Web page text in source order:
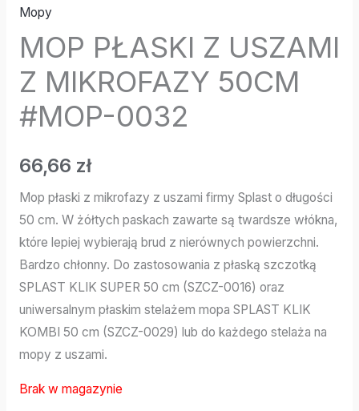
Mopy
MOP PŁASKI Z USZAMI
Z MIKROFAZY 50CM
#MOP-0032
66,66 zł
Mop płaski z mikrofazy z uszami firmy Splast o długości
50 cm. W żółtych paskach zawarte są twardsze włókna,
które lepiej wybierają brud z nierównych powierzchni.
Bardzo chłonny. Do zastosowania z płaską szczotką
SPLAST KLIK SUPER 50 cm (SZCZ-0016) oraz
uniwersalnym płaskim stelażem mopa SPLAST KLIK
KOMBI 50 cm (SZCZ-0029) lub do każdego stelaża na
mopy z uszami.
Brak w magazynie